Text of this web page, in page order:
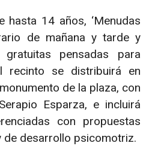
hasta 14 años, ‘Menudas
de mañana y tarde y
pensadas para
recinto se distribuirá en
de la plaza, con
Esparza, e incluirá
con propuestas
de desarrollo psicomotriz.